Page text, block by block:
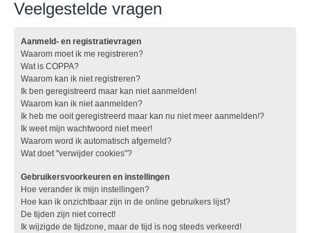
Veelgestelde vragen
Aanmeld- en registratievragen
Waarom moet ik me registreren?
Wat is COPPA?
Waarom kan ik niet registreren?
Ik ben geregistreerd maar kan niet aanmelden!
Waarom kan ik niet aanmelden?
Ik heb me ooit geregistreerd maar kan nu niet meer aanmelden!?
Ik weet mijn wachtwoord niet meer!
Waarom word ik automatisch afgemeld?
Wat doet "verwijder cookies"?
Gebruikersvoorkeuren en instellingen
Hoe verander ik mijn instellingen?
Hoe kan ik onzichtbaar zijn in de online gebruikers lijst?
De tijden zijn niet correct!
Ik wijzigde de tijdzone, maar de tijd is nog steeds verkeerd!